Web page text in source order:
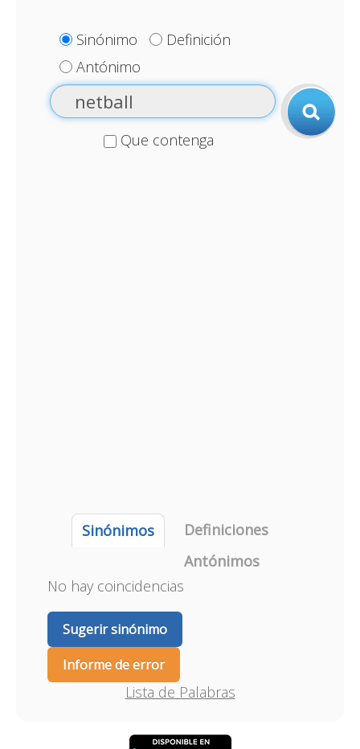
Sinónimo
Definición
Antónimo
Que contenga
Sinónimos
Definiciones
Antónimos
No hay coincidencias
Sugerir sinónimo
Informe de error
Lista de Palabras